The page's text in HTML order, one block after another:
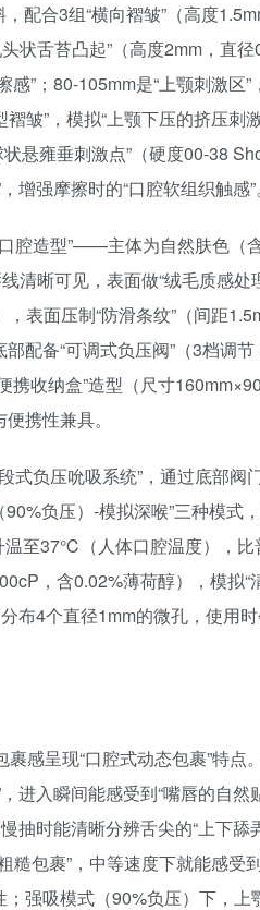
配合3组“横向褶皱”（高度
状舌苔凸起”（高度2mm，直
”；80-105mm是“上颚刺激区
皱”，模拟“上颚下压的挤压刺
悬雍垂刺激点”（硬度00-38
增强摩擦时的“口腔软组织触感”。
腔造型”——主体为自然肤色（
清晰可见，表面做“绒毛质感
表面压制“防滑条纹”（间距
配备“可调式负压阀”（3档调
携收纳盒”造型（尺寸
携性兼具。
式负压吮吸系统”，通过底部阀
90%负压）-模拟深喉”三种模
温至37℃（人体口腔温度），
，含0.02%薄荷醇），模拟“
布4个直径1mm的微孔，使用
裹感呈现“口腔式动态包裹”特
进入瞬间能感受到“嘴唇的自
抽时能清晰分辨舌尖的“上下
糙包裹”，中等速度下就能感受
强吸模式（90%负压）下，